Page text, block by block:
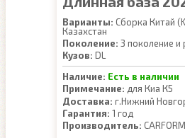
Варианты: Сборка Китай
Казахстан
Поколение: 3 поколение и
Кузов: DL
Наличие: Есть в наличии
Примечание: для Киа К5
Доставка: г.Нижний
Гарантия: 1 год
Производитель: